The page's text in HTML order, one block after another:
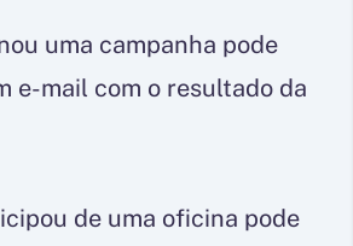
uma campanha pode
e-mail com o resultado da
de uma oficina pode